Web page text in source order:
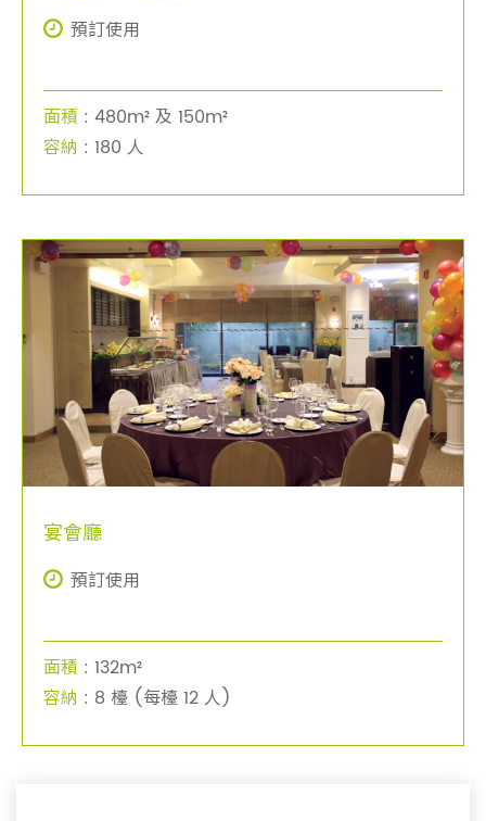
預訂使用
面積 : 480m² 及 150m²
容納 : 180 人
宴會廳
預訂使用
面積 : 132m²
容納 : 8 檯 (每檯 12 人)